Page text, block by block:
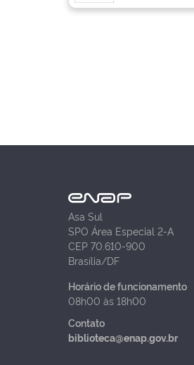
Asa Sul
SPO Área Especial 2-A
CEP 70.610-900
Brasília/DF
Horário de funcionamento
08h00 às 18h00
Contato
biblioteca@enap.gov.br